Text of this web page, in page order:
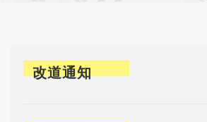
改道通知